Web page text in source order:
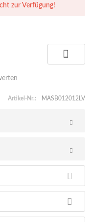
zur Verfügung!
Artikel-Nr.: MASB012012LV